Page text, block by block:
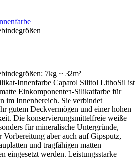
7kg ~ 32m²
oder Gipsputz beschichtet wird der Untergrund stark oder unterschiedlich saugt eine glänzende Altbeschichtung vorhanden ist Flecken oder verfärbende Inhaltsstoffe sichtbar sind ein intensiver oder dunkler Farbton gewünscht wird Mineralische Untergründe vorbereiten Sinternde oder mehlende Flächen Mineralische Untergründe mit Sinterhaut oder mehlender, wischender Oberfläche mechanisch reinigen oder mit Histolith Fluat behandeln und anschließend mit Wasser nachwaschen. Stark saugende Flächen Stark saugende mineralische Untergründe mit CaPriSil Fassaden Grund unverdünnt oder mit Histolith Silikat-Fixativ vorbereiten. Histolith Silikat-Fixativ kann je nach Saugfähigkeit unverdünnt bis 1 : 1 mit Wasser verdünnt eingesetzt werden. Neue Kalk- und Zementputze Neue Putze der Klassen CS II bis CS IV normalerweise zwei bis vier Wochen ungestrichen stehen lassen. Ausgebesserte Putzstellen nach dem Austrocknen mit Histolith Fluat behandeln und sorgfältig mit Wasser nachwaschen. Gipsputz und Gipskarton richtig grundieren Gipsputz Weiche Gipsputze mit Security Primer Roll-On oder Primalon Tiefgrund LF festigen. Gipsputze mit Sinterhaut zuerst schleifen, gründlich entstauben und danach mit einem dieser beiden Produkte grundieren. Gipskartonplatten Spachtelgrate abschleifen und die Fläche mit Security Primer Roll-On oder Primalon Tiefgrund LF grundieren. Gipsspachtelstellen und Schleifstaub müssen vollständig stabilisiert beziehungsweise gebunden sein. Verfärbende Gipskartonplatten Platten mit wasserlöslichen oder verfärbenden Inhaltsstoffen benötigen eine absperrende Grundbeschichtung mit Primalon Filtergrund fein. Ein normaler Tiefengrund verhindert solche Verfärbungen nicht. Beton, Mauerwerk und Lehmputz Beton Trennmittelrückstände sowie mehlende oder sandende Bestandteile vollständig entfernen. Anschließend mit Primalon Universal Haftgrund grundieren. Ziegel und Kalksandstein Salzausblühungen auf Kalksandsteinsichtmauerwerk trocken abbürsten. Ziegelsichtmauerwerk mit Security Primer Roll-On oder Primalon Tiefgrund LF grundieren. Bei dauerhaft wiederkehrenden Salzausblühungen darf die Ursache nicht einfach überstrichen werden. Lehmputz Lehmputz reinigen und mit CaPriSil Fassaden Grund unverdünnt oder Histolith Silikat-Fixativ grundieren. Vor der Gesamtbeschichtung eine Probefläche anlegen und auf mögliche Braunverfärbungen kontrollieren. Altanstriche richtig beurteilen Mineralische Altanstriche Tragfähige Kalk-, Zement- und Silikatbeschichtungen reinigen. Stark saugende Flächen mit Histolith Silikat-Fixativ vereinheitlichen. Matte Dispersionsanstriche Fest haftende, matte und gleichmäßig saugende Dispersionsbeschichtungen können nach gründlicher Reinigung ohne zusätzliche Grundierung überarbeitet werden. Glänzende oder unbekannte Altbeschichtungen müssen zuerst auf Haftung und Verträglichkeit geprüft werden. Leimfarben Leimfarben vollständig abwaschen. Nach ausreichender Trocknung eine Grundbeschichtung mit Security Primer Roll-On ausführen. Flecken müssen vorher abgesperrt werden: Wasserflecken, Nikotin und wasserlösliche Inhaltsstoffe können durch den Anstrich schlagen. Solche Flächen benötigen eine geeignete absperrende Grundierung. Bei Gipskartonplatten ist dafür Primalon Filtergrund fein vorgesehen. Der richtige Beschichtungsaufbau Gleichmäßiger Untergrund Einen satten, gleichmäßigen Anstrich mit Silitol LithoSil unverdünnt oder mit maximal 5 % sauberem Wasser verdünnt ausführen. Starke Farbkontraste Bei stark kontrastierenden Flächen zunächst eine Grundbeschichtung mit LithoSil auftragen. Auch diese darf mit maximal 5 % Wasser verdünnt werden. Unterschiedlich saugende Flächen Stark oder unterschiedlich saugende Untergründe abhängig von der Untergrundart mit dem dafür vorgesehenen Grundiermittel vereinheitlichen. Intensive und dunkle Farbtöne: Brillante Farbtöne besitzen teilweise ein geringeres Deckvermögen. Ein vergleichbarer pastellfarbener Grundanstrich und gegebenenfalls ein zweiter Deckanstrich können erforderlich sein. Bei mechanischer Belastung können auf dunklen Flächen helle Streifen entstehen. Verbrauch und Reichweite Verbrauch je Anstrich Ca. 150–200 g/m². Der tatsächliche Bedarf hängt von Saugfähigkeit, Struktur und Auftragsverfahren ab. Gebinde mit 7 kg